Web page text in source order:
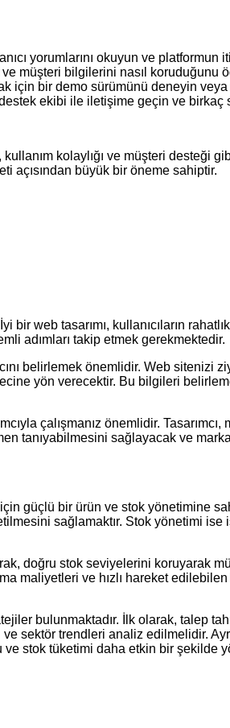
yorumlarını okuyun ve platformun
müşteri bilgilerini nasıl koruduğunu
için bir demo sürümünü deneyin
ekibi ile iletişime geçin ve birkaç
kolaylığı ve müşteri
açısından büyük bir öneme sahiptir.
web tasarımı, kullanıcıların
adımları takip etmek gerekmektedir.
belirlemek önemlidir. Web
yön verecektir. Bu bilgileri
çalışmanız önemlidir.
tanıyabilmesini sağlayacak ve marka
güçlü bir ürün ve stok yönetimine
sağlamaktır. Stok yönetimi
doğru stok seviyelerini koruyarak
maliyetleri ve hızlı hareket
bulunmaktadır. İlk olarak, talep
sektör trendleri analiz edilmelidir.
stok tüketimi daha etkin bir şekilde